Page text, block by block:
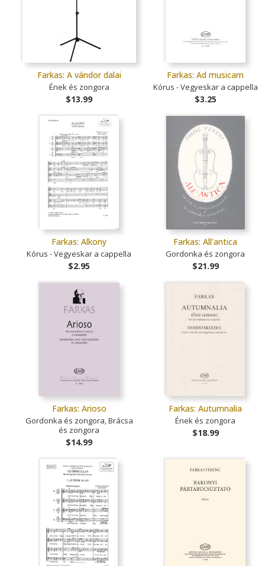
Farkas: A vándor dalai
Ének és zongora
$13.99
Farkas: Ad musicam
Kórus - Vegyeskar a cappella
$3.25
Farkas: Alkony
Kórus - Vegyeskar a cappella
$2.95
Farkas: All'antica
Gordonka és zongora
$21.99
Farkas: Arioso
Gordonka és zongora, Brácsa
és zongora
$14.99
Farkas: Autumnalia
Ének és zongora
$18.99